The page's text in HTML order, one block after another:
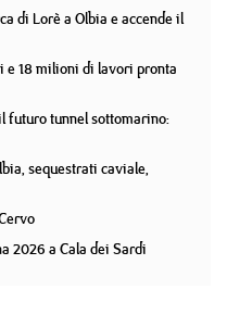
di Lorè a Olbia e accende il
e 18 milioni di lavori pronta
futuro tunnel sottomarino:
sequestrati caviale,
2026 a Cala dei Sardi